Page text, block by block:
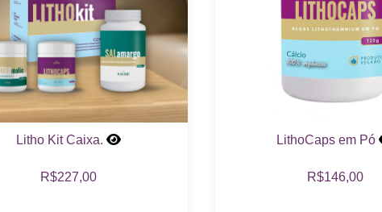
Litho Kit Caixa.
R$227,00
LithoCaps em Pó
R$146,00